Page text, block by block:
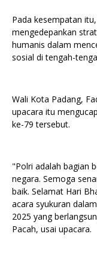
Pada kesempatan
mengedepankan
humanis dalam
sosial di tengah-
Wali Kota Padang,
upacara itu
ke-79 tersebut.
"Polri adalah bagian
negara. Semoga
baik. Selamat Hari
acara syukuran
2025 yang
Pacah, usai upacara.